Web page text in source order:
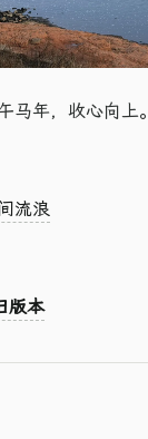
马年，收心向上。
流浪
版本